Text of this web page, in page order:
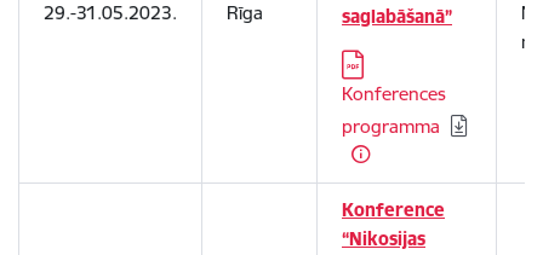
29.-31.05.2023. Rīga
saglabāšanā”
Lejupielādēt:
Konferences
programma
Konference
“Nikosijas